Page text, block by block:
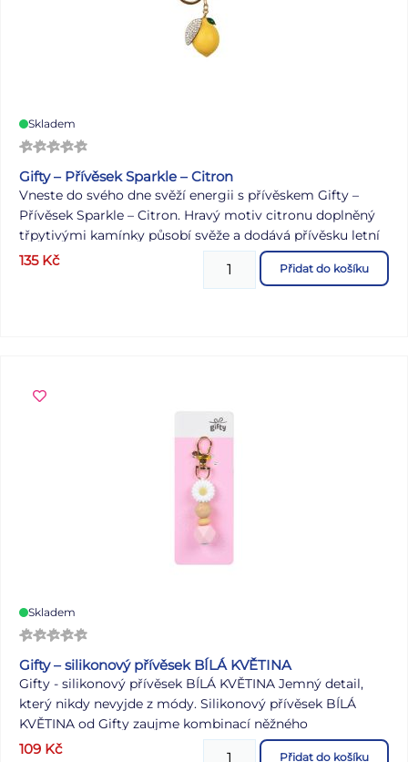
Skladem
Gifty – Přívěsek Sparkle – Citron
Vneste do svého dne svěží energii s přívěskem Gifty –
Přívěsek Sparkle – Citron. Hravý motiv citronu doplněný
třpytivými kamínky působí svěže a dodává přívěsku letní
vzhled plný barev a energie. Stylový doplněk, který potěší
milovnice veselých detailů a jedinečného designu. Motiv:
135 Kč Přidat do košíku
Skladem
Gifty – silikonový přívěsek BÍLÁ KVĚTINA
Gifty - silikonový přívěsek BÍLÁ KVĚTINA Jemný detail,
který nikdy nevyjde z módy. Silikonový přívěsek BÍLÁ
KVĚTINA od Gifty zaujme kombinací něžného
květinového motivu, dřevěných korálků a pastelového
109 Kč Přidat do košíku